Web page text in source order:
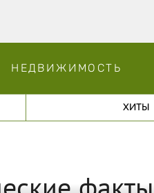
НЕДВИЖИМОСТЬ
ХИТЫ